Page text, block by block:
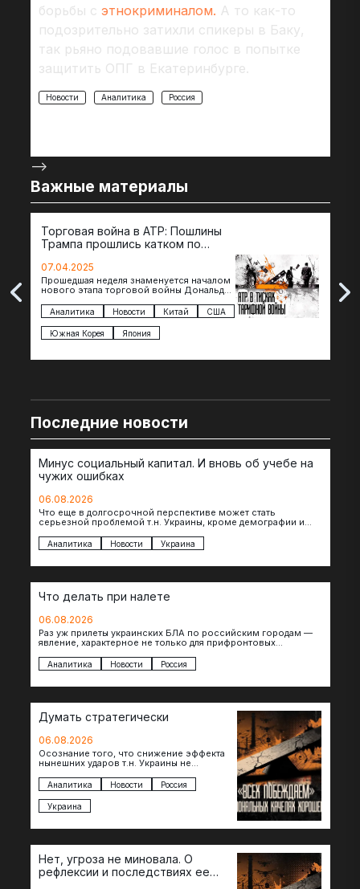
борьбы с этнокриминалом. А то как-то
подозрительно затихли спикеры в Баку,
так рьяно подовавшие голос в попытке
защитить ОПГ в Екатеринбурге.
Новости Аналитика Россия
-->
Важные материалы
Торговая война в АТР: Пошлины
Трампа прошлись катком по
07.04.2025
Прошедшая неделя знаменуется началом
нового этапа торговой войны Дональда
импорта из более 100 стран…
Аналитика Новости Китай США
Южная Корея Япония
The
Последние новости
Минус социальный капитал. И вновь об учебе на
чужих ошибках
06.08.2026
Что еще в долгосрочной перспективе может стать
серьезной проблемой т.н. Украины, кроме демографии и
которых будет…
Аналитика Новости Украина
Что делать при налете
06.08.2026
Раз уж прилеты украинских БЛА по российским городам —
явление, характерное не только для прифронтовых
Аналитика Новости Россия
Думать стратегически
06.08.2026
Осознание того, что снижение эффекта
нынешних ударов т.н. Украины не
возможностей — повод задаться
вопросом: что делать…
Аналитика Новости Россия
Украина
Нет, угроза не миновала. О
рефлексии и последствиях ее